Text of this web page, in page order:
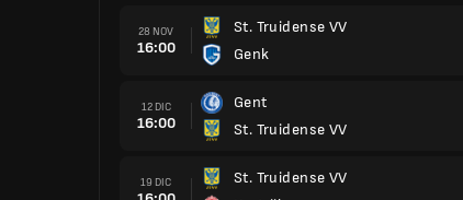
28 NOV
16:00
St. Truidense VV
Genk
12 DIC
16:00
Gent
St. Truidense VV
19 DIC
St. Truidense VV